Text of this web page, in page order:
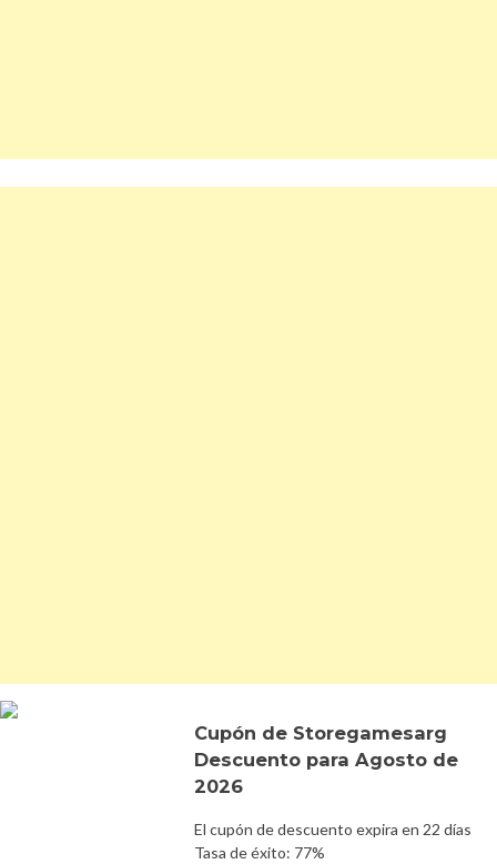
Cupón de Storegamesarg
Descuento para Agosto de
2026
El cupón de descuento expira en 22 días
Tasa de éxito: 77%